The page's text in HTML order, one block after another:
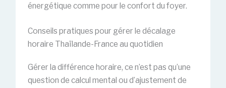
énergétique comme pour le confort du foyer.
Conseils pratiques pour gérer le décalage
horaire Thaïlande-France au quotidien
Gérer la différence horaire, ce n’est pas qu’une
question de calcul mental ou d’ajustement de